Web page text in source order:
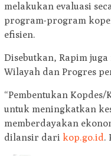
melakukan evaluasi
program-program
efisien.
Disebutkan, Rapim
Wilayah dan Progres
“Pembentukan
untuk meningkatkan
memberdayakan
dilansir dari kop.go.id.